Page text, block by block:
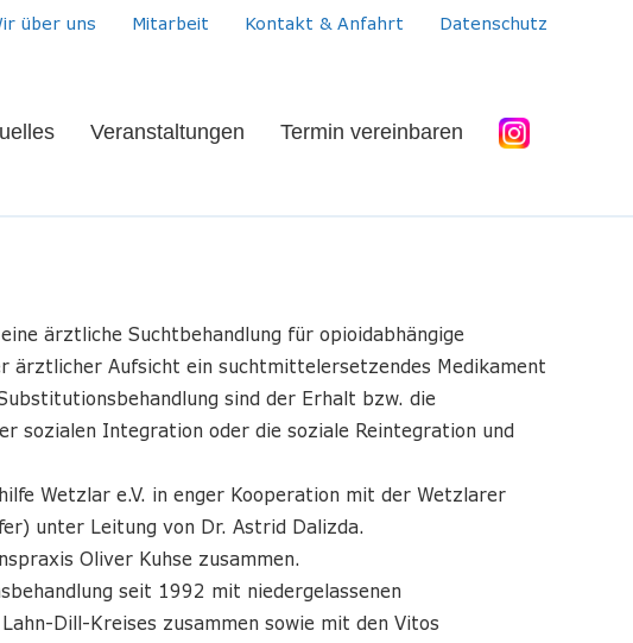
über uns Mitarbeit Kontakt & Anfahrt Datenschutz
Veranstaltungen Termin vereinbaren
ärztliche Suchtbehandlung für opioidabhängige
ärztlicher Aufsicht ein suchtmittelersetzendes Medikament
sind der Erhalt bzw. die
sozialen Integration oder die soziale Reintegration und
Wetzlar e.V. in enger Kooperation mit der Wetzlarer
unter Leitung von Dr. Astrid Dalizda.
Oliver Kuhse zusammen.
seit 1992 mit niedergelassenen
Dill-Kreises zusammen sowie mit den Vitos